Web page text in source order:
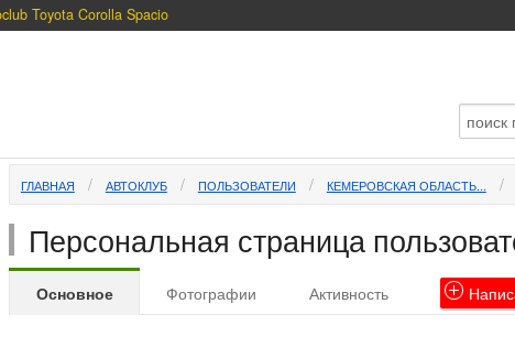
Toyota Corolla Spacio
ГЛАВНАЯ АВТОКЛУБ ПОЛЬЗОВАТЕЛИ КЕМЕРОВСКАЯ ОБЛАСТЬ...
Персональная страница
Основное Фотографии Активность